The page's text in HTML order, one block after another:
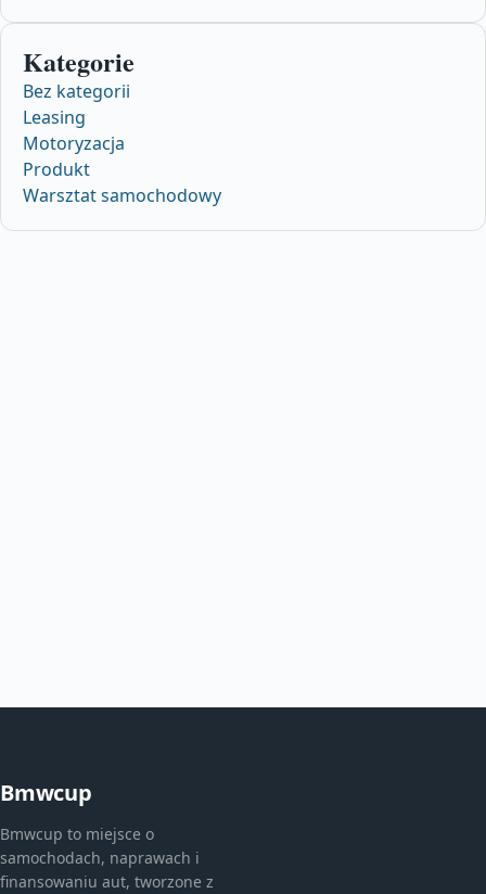
Kategorie
Bez kategorii
Leasing
Motoryzacja
Produkt
Warsztat samochodowy
Bmwcup
Bmwcup to miejsce o
samochodach, naprawach i
finansowaniu aut, tworzone z